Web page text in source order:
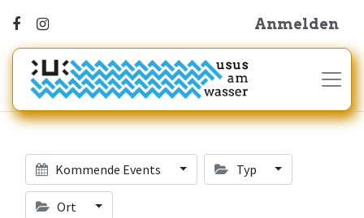
Anmelden
Kommende Events Typ
Ort